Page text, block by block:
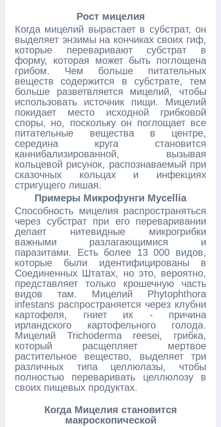
Рост мицелия
Когда мицелий вырастает в субстрат, он
выделяет энзимы на кончиках своих гиф,
которые переваривают субстрат в
форму, которая может быть поглощена
грибом. Чем больше питательных
веществ содержится в субстрате, тем
больше разветвляется мицелий, чтобы
использовать источник пищи. Мицелий
покидает место исходной грибковой
споры, но, поскольку он поглощает все
питательные вещества в центре,
середина круга становится
каннибализированной, вызывая
кольцевой рисунок, распознаваемый при
сказочных кольцах и инфекциях
стригущего лишая.
Примеры Микрофунги Mycellia
Способность мицелия распространяться
через субстрат при его переваривании
делает нитевидные микрогрибки
важными разлагающимися и
паразитами. Есть более 13 000 видов,
которые были идентифицированы в
Соединенных Штатах, но это, вероятно,
представляет только крошечную часть
видов там. Мицелий Phytophthora
infestans распространяется через клубни
картофеля, гниет их - причина
ирландского картофельного голода.
Мицелий Trichoderma reesei, грибка,
который расщепляет мертвое
растительное вещество, выделяет три
различных типа целлюлазы, чтобы
полностью переваривать целлюлозу в
своих пищевых продуктах.
Когда Мицелия становится
макроскопической